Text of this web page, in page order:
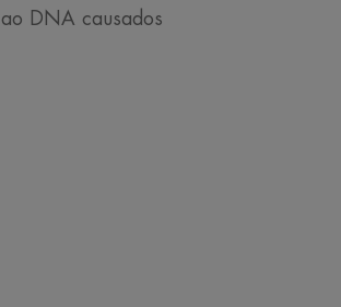
DNA causados